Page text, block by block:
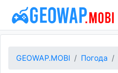
GEOWAP.MOBI Погода